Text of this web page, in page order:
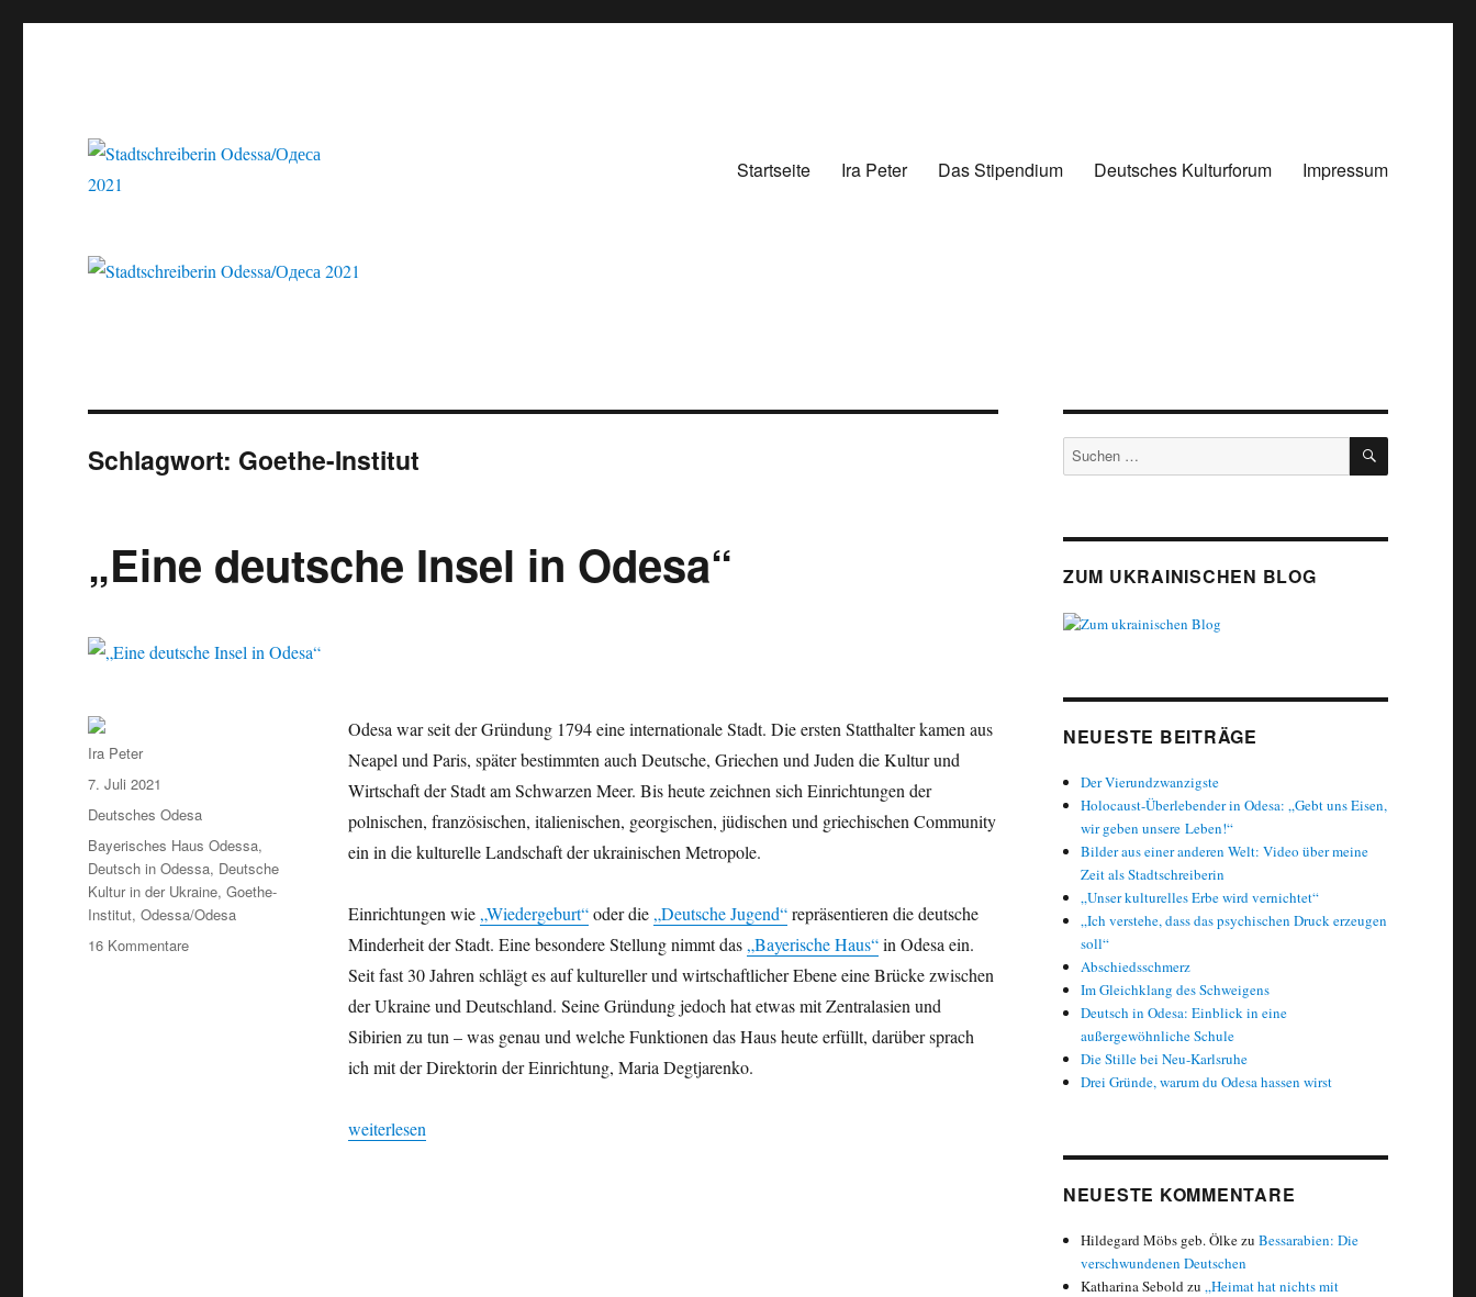
Startseite Ira Peter Das Stipendium Deutsches Kulturforum Impressum
Schlagwort: Goethe-Institut
„Eine deutsche Insel in Odesa“
Odesa war seit der Gründung 1794 eine internationale Stadt. Die ersten Statthalter kamen aus
Neapel und Paris, später bestimmten auch Deutsche, Griechen und Juden die Kultur und
Wirtschaft der Stadt am Schwarzen Meer. Bis heute zeichnen sich Einrichtungen der
polnischen, französischen, italienischen, georgischen, jüdischen und griechischen Community
ein in die kulturelle Landschaft der ukrainischen Metropole.
Einrichtungen wie„Wiedergeburt“oder die„Deutsche Jugend“repräsentieren die deutsche
Minderheit der Stadt. Eine besondere Stellung nimmt das„Bayerische Haus“in Odesa ein.
Seit fast 30 Jahren schlägt es auf kultureller und wirtschaftlicher Ebene eine Brücke zwischen
der Ukraine und Deutschland. Seine Gründung jedoch hat etwas mit Zentralasien und
Sibirien zu tun – was genau und welche Funktionen das Haus heute erfüllt, darüber sprach
ich mit der Direktorin der Einrichtung, Maria Degtjarenko.
„„Eine deutsche Insel in Odesa““
weiterlesen
Autor
Ira Peter
Veröffentlicht
am
7. Juli 2021
Kategorien
Deutsches Odesa
Schlagwörter
Bayerisches Haus Odessa,
Deutsch in Odessa, Deutsche
Kultur in der Ukraine,Goethe-
Institut,Odessa/Odesa
16 Kommentarezu
Suchen
nach:
SUCHEN
ZUM UKRAINISCHEN BLOG
NEUESTE BEITRÄGE
Der Vierundzwanzigste
Holocaust-Überlebender in Odesa: „Gebt uns Eisen,
wir geben unsere Leben!“
Bilder aus einer anderen Welt: Video über meine
Zeit als Stadtschreiberin
„Unser kulturelles Erbe wird vernichtet“
„Ich verstehe, dass das psychischen Druck erzeugen
soll“
Abschiedsschmerz
Im Gleichklang des Schweigens
Deutsch in Odesa: Einblick in eine
außergewöhnliche Schule
Die Stille bei Neu-Karlsruhe
Drei Gründe, warum du Odesa hassen wirst
NEUESTE KOMMENTARE
Hildegard Möbs geb. ÖlkezuBessarabien: Die
verschwundenen Deutschen
Katharina Seboldzu„Heimat hat nichts mit